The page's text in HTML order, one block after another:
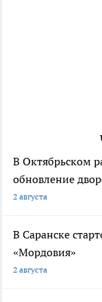
В Октябрьском
обновление
2 августа
В Саранске
«Мордовия»
2 августа